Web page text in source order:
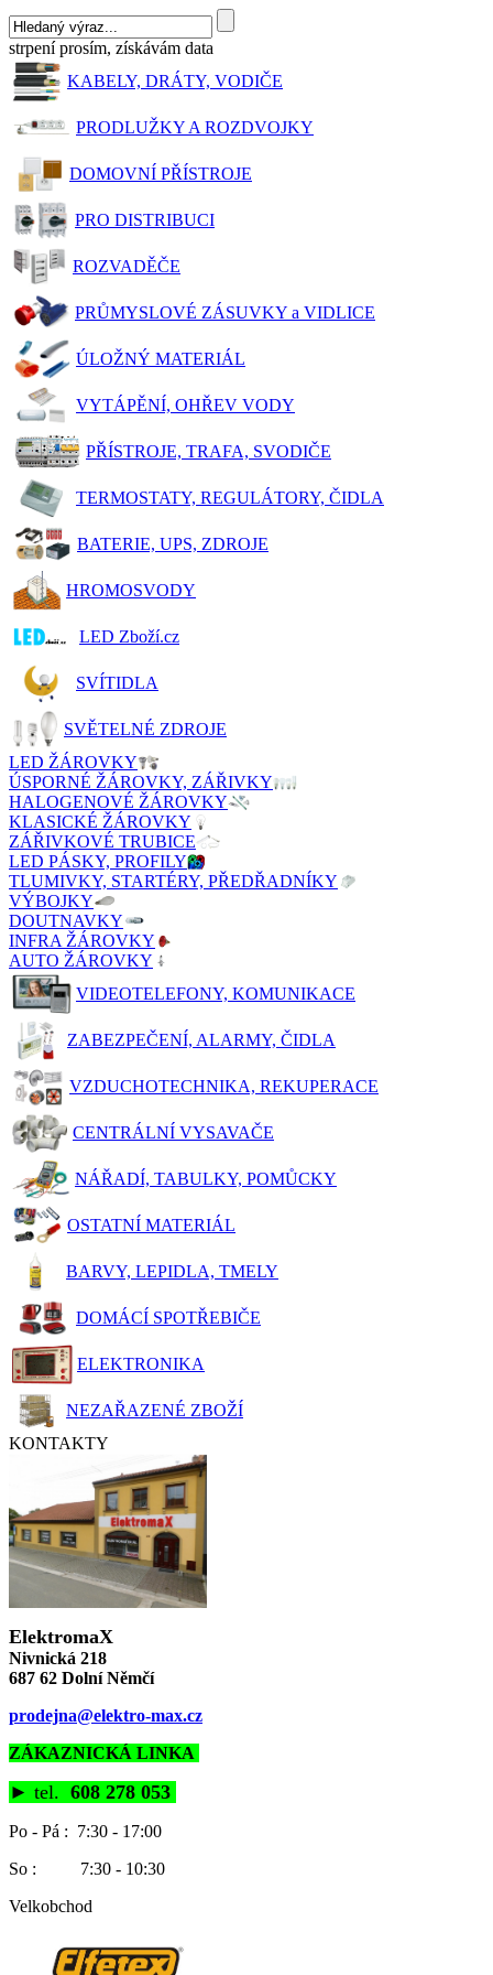
strpení prosím, získávám data
KABELY, DRÁTY, VODIČE
PRODLUŽKY A ROZDVOJKY
DOMOVNÍ PŘÍSTROJE
PRO DISTRIBUCI
ROZVADĚČE
PRŮMYSLOVÉ ZÁSUVKY a VIDLICE
ÚLOŽNÝ MATERIÁL
VYTÁPĚNÍ, OHŘEV VODY
PŘÍSTROJE, TRAFA, SVODIČE
TERMOSTATY, REGULÁTORY, ČIDLA
BATERIE, UPS, ZDROJE
HROMOSVODY
LED Zboží.cz
SVÍTIDLA
SVĚTELNÉ ZDROJE
LED ŽÁROVKY
ÚSPORNÉ ŽÁROVKY, ZÁŘIVKY
HALOGENOVÉ ŽÁROVKY
KLASICKÉ ŽÁROVKY
ZÁŘIVKOVÉ TRUBICE
LED PÁSKY, PROFILY
TLUMIVKY, STARTÉRY, PŘEDŘADNÍKY
VÝBOJKY
DOUTNAVKY
INFRA ŽÁROVKY
AUTO ŽÁROVKY
VIDEOTELEFONY, KOMUNIKACE
ZABEZPEČENÍ, ALARMY, ČIDLA
VZDUCHOTECHNIKA, REKUPERACE
CENTRÁLNÍ VYSAVAČE
NÁŘADÍ, TABULKY, POMŮCKY
OSTATNÍ MATERIÁL
BARVY, LEPIDLA, TMELY
DOMÁCÍ SPOTŘEBIČE
ELEKTRONIKA
NEZAŘAZENÉ ZBOŽÍ
KONTAKTY
ElektromaX
Nivnická 218
687 62 Dolní Němčí
prodejna@elektro-max.cz
ZÁKAZNICKÁ LINKA
► tel. 608 278 053
Po - Pá : 7:30 - 17:00
So : 7:30 - 10:30
Velkobchod